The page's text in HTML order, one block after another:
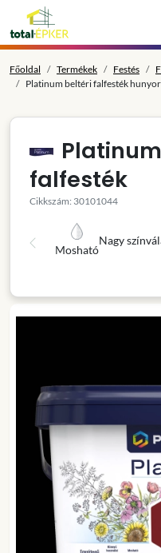
Főoldal Termékek Festés
Platinum beltéri falfesték
falfesték
Cikkszám: 30101044
Mosható
Nagy